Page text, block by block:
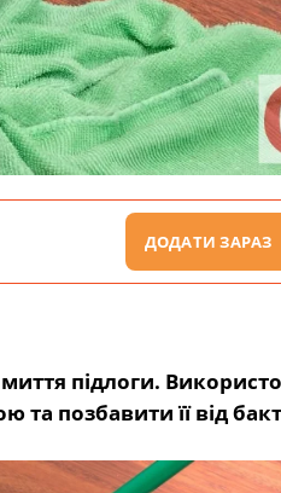
ДОДАТИ ЗАРАЗ
підлоги.
позбавити її від